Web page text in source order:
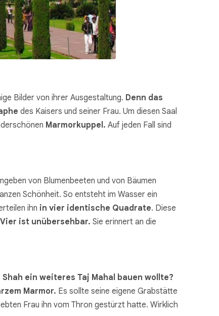
Bilder von ihrer Ausgestaltung. Denn das
des Kaisers und seiner Frau. Um diesen Saal
Marmorkuppel. Auf jeden Fall sind
von Blumenbeeten und von Bäumen
Schönheit. So entsteht im Wasser ein
ihn in vier identische Quadrate. Diese
ist unübersehbar. Sie erinnert an die
Shah ein weiteres Taj Mahal bauen wollte?
Marmor. Es sollte seine eigene Grabstätte
Frau ihn vom Thron gestürzt hatte. Wirklich